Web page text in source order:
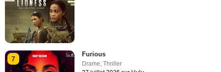
7
Furious
Drame,Thriller